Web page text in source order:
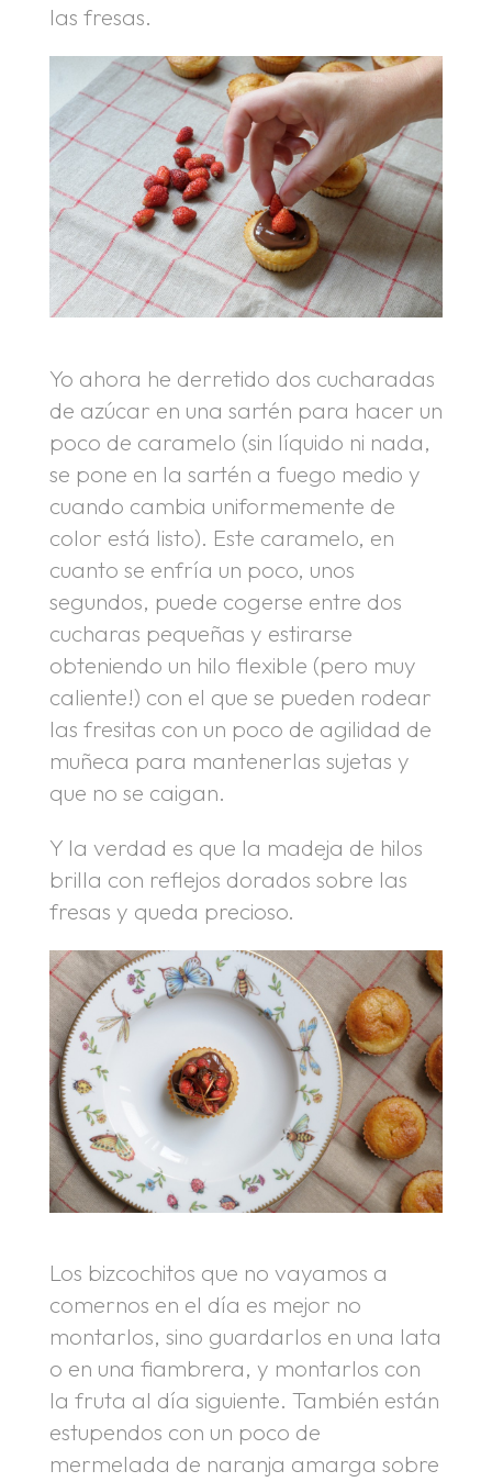
las fresas.
Yo ahora he derretido dos cucharadas
de azúcar en una sartén para hacer un
poco de caramelo (sin líquido ni nada,
se pone en la sartén a fuego medio y
cuando cambia uniformemente de
color está listo). Este caramelo, en
cuanto se enfría un poco, unos
segundos, puede cogerse entre dos
cucharas pequeñas y estirarse
obteniendo un hilo flexible (pero muy
caliente!) con el que se pueden rodear
las fresitas con un poco de agilidad de
muñeca para mantenerlas sujetas y
que no se caigan.
Y la verdad es que la madeja de hilos
brilla con reflejos dorados sobre las
fresas y queda precioso.
Los bizcochitos que no vayamos a
comernos en el día es mejor no
montarlos, sino guardarlos en una lata
o en una fiambrera, y montarlos con
la fruta al día siguiente. También están
estupendos con un poco de
mermelada de naranja amarga sobre